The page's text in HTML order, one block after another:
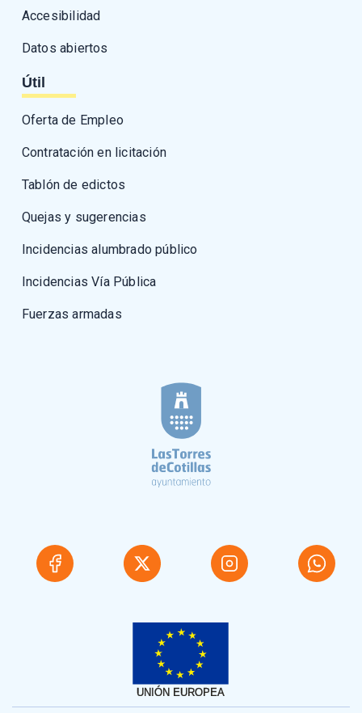
Accesibilidad
Datos abiertos
Útil
Oferta de Empleo
Contratación en licitación
Tablón de edictos
Quejas y sugerencias
Incidencias alumbrado público
Incidencias Vía Pública
Fuerzas armadas